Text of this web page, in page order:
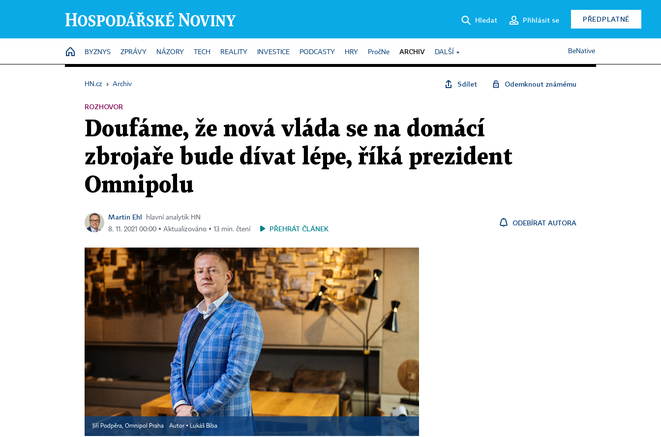
Hledat Přihlásit se PŘEDPLATNÉ
HOME
BYZNYS ZPRÁVY NÁZORY TECH REALITY INVESTICE PODCASTY HRY PročNe ARCHIV DALŠÍ BeNative
HN.cz › Archiv Sdílet Odemknout známému
ROZHOVOR
Doufáme, že nová vláda se na domácí
zbrojaře bude dívat lépe, říká prezident
Omnipolu
Martin Ehl
hlavní analytik HN
8. 11. 2021 00:00 ▪ Aktualizováno ▪ 13 min. čtení
PŘEHRÁT ČLÁNEK
ODEBÍRAT AUTORA
Jiří Podpěra, Omnipol Praha Autor ▪ Lukáš Bíba